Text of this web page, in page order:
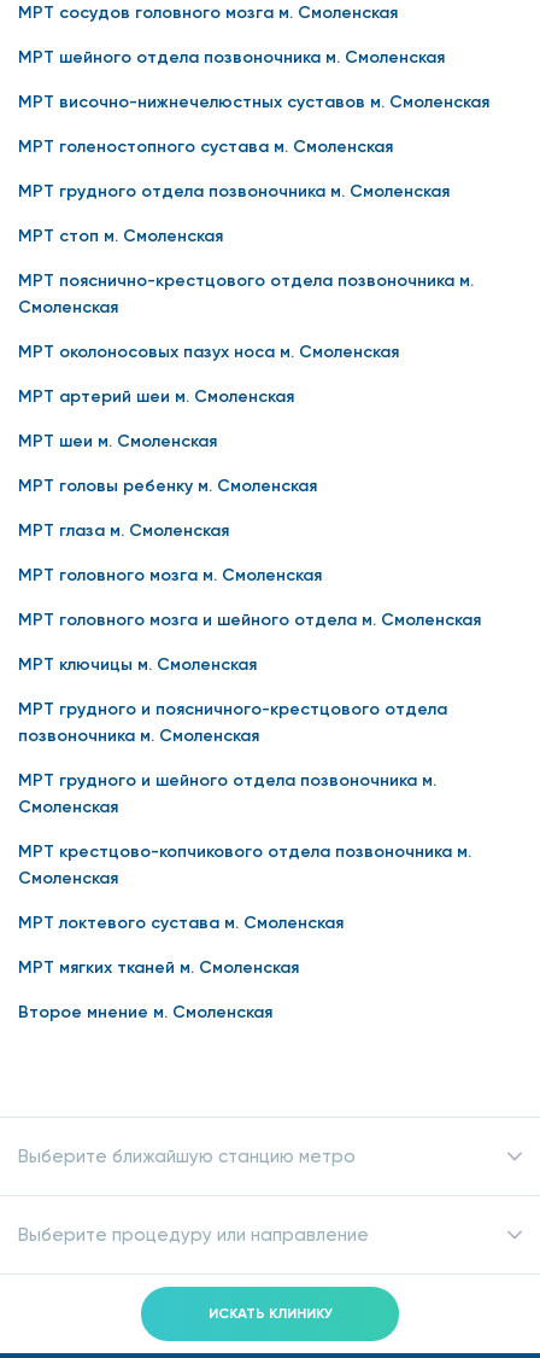
МРТ сосудов головного мозга м. Смоленская
МРТ шейного отдела позвоночника м. Смоленская
МРТ височно-нижнечелюстных суставов м. Смоленская
МРТ голеностопного сустава м. Смоленская
МРТ грудного отдела позвоночника м. Смоленская
МРТ стоп м. Смоленская
МРТ пояснично-крестцового отдела позвоночника м.
Смоленская
МРТ околоносовых пазух носа м. Смоленская
МРТ артерий шеи м. Смоленская
МРТ шеи м. Смоленская
МРТ головы ребенку м. Смоленская
МРТ глаза м. Смоленская
МРТ головного мозга м. Смоленская
МРТ головного мозга и шейного отдела м. Смоленская
МРТ ключицы м. Смоленская
МРТ грудного и поясничного-крестцового отдела
позвоночника м. Смоленская
МРТ грудного и шейного отдела позвоночника м.
Смоленская
МРТ крестцово-копчикового отдела позвоночника м.
Смоленская
МРТ локтевого сустава м. Смоленская
МРТ мягких тканей м. Смоленская
Второе мнение м. Смоленская
Выберите ближайшую станцию метро
Выберите процедуру или направление
ИСКАТЬ КЛИНИКУ